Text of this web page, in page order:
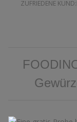
ZUFRIEDENE